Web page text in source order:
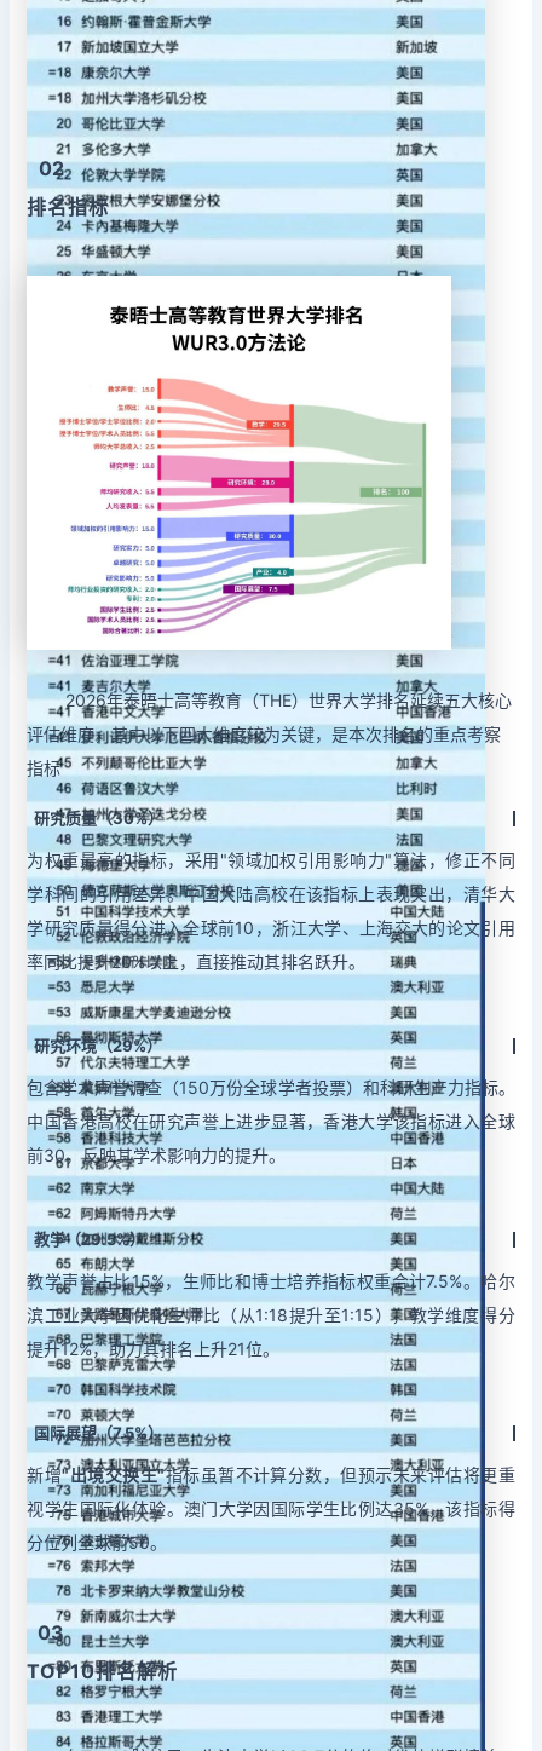
02
排名指标
2026年泰晤士高等教育（THE）世界大学排名延续五大核心
评估维度，其中以下四大维度较为关键，是本次排名的重点考察
指标
研究质量（30%）
为权重最高的指标，采用"领域加权引用影响力"算法，修正不同
学科间的引用差异。中国大陆高校在该指标上表现突出，清华大
学研究质量得分进入全球前10，浙江大学、上海交大的论文引用
率同比提升20%以上，直接推动其排名跃升。
研究环境（29%）
包含学术声誉调查（150万份全球学者投票）和科研生产力指标。
中国香港高校在研究声誉上进步显著，香港大学该指标进入全球
前30，反映其学术影响力的提升。
教学（29.5%）
教学声誉占比15%，生师比和博士培养指标权重合计7.5%。哈尔
滨工业大学因优化生师比（从1:18提升至1:15），教学维度得分
提升12%，助力其排名上升21位。
国际展望（7.5%）
新增"出境交换生"指标虽暂不计算分数，但预示未来评估将更重
视学生国际化体验。澳门大学因国际学生比例达35%，该指标得
分位列全球前50。
03
TOP10排名解析